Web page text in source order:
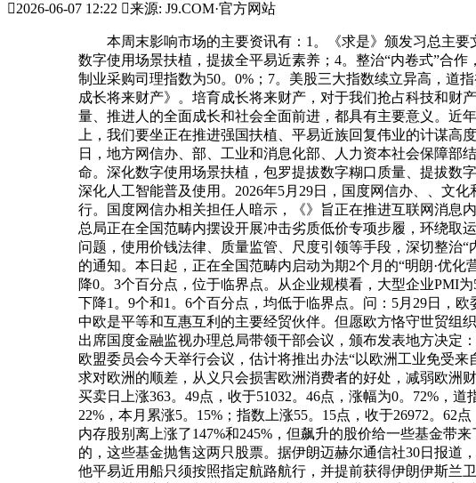
2026-06-07 12:22 来源: J9.COM·官方网站
本周末影响市场的主要资讯有：1。《求是》颁发习总主要
数字使用场景扶植，提拔全平易近素养；4。整治“内卷式”合
制业采购司理指数为50。0%；7。美股三大指数续立异高，道
成长将来财产》。培育成长将来财产，对于我们抢占科技和财
量、推进人的全面成长和社会全面前进，都具有主要意义。近
上，我们要坐正在推进强国扶植、平易近族回复伟业的计谋
日，地方网信办、部、工业和消息化部、人力资本社会保障部
命。深化数字使用场景扶植，包罗提拔数字糊口质量、提拔数
深化人工智能普及使用。2026年5月29日，国度网信办、、文
行。国度网信办相关担任人暗示，《》旨正在推进互联网消息
总局正在全国范畴内摆设开展冲击劣质低价专项步履，环绕取
问题，使用价钱法律、质量监管、尺度引领等手段，深切整治
的通知。本日起，正在全国范畴内启动为期2个月的“明朗·优
降0。3个百分点，位于临界点。从企业规模看，大型企业PMI
下降1。9个和1。6个百分点，均低于临界点。问：5月29日，
中欧是平等和互惠互利的主要经贸伙伴。但愿欧方恪守世贸组
出席国度金融监视办理总局带领干部会议，颁布发表地方决定
欧盟委员会今天举行会议，估计将推出办法“以欧洲工业免受
求对欧洲的顺差，从义只会损害欧洲消费者的好处，减弱欧洲
买卖日上涨363。49点，收于51032。46点，涨幅为0。72%，
22%，本月累涨5。15%；指数上涨55。15点，收于26972。62
内存股别离上涨了147%和245%，但飙升的股价给一些基金带
的，这些基金抛售这两只股票。据伊朗迈赫尔通信社30日报道
他平易近用船只须按照指定航路航行，并提前获得伊朗伊斯兰